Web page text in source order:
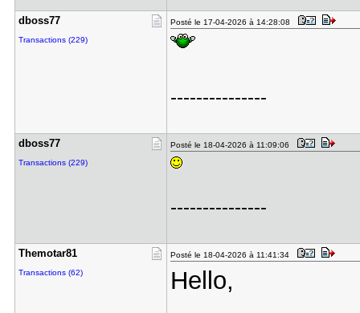
dboss77
Transactions (229)
Posté le 17-04-2026 à 14:28:08
---------------
dboss77
Transactions (229)
Posté le 18-04-2026 à 11:09:06
---------------
Themotar81
Transactions (62)
Posté le 18-04-2026 à 11:41:34
Hello,